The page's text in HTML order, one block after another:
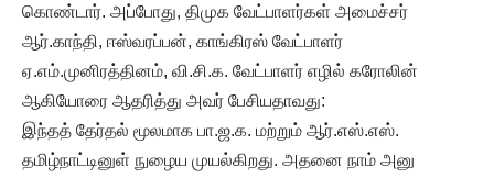
கொண்டார். அப்போது, திமுக வேட்பாளர்கள் அமைச்சர்
ஆர்.காந்தி, ஈஸ்வரப்பன், காங்கிரஸ் வேட்பாளர்
ஏ.எம்.முனிரத்தினம், வி.சி.க. வேட்பாளர் எழில் கரோலின்
ஆகியோரை ஆதரித்து அவர் பேசியதாவது:
இந்தத் தேர்தல் மூலமாக பா.ஜ.க. மற்றும் ஆர்.எஸ்.எஸ்.
தமிழ்நாட்டினுள் நுழைய முயல்கிறது. அதனை நாம் அனு